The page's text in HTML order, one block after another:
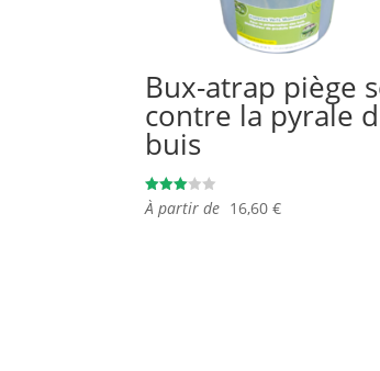
Bux-atrap piège
contre la pyrale
buis
Note
3.00
À partir de 16,60 €